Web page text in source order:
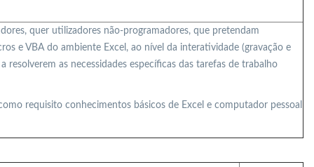
quer utilizadores não-programadores, que pretendam
e VBA do ambiente Excel, ao nível da interatividade (gravação e
as necessidades específicas das tarefas de trabalho
requisito conhecimentos básicos de Excel e computador pessoal